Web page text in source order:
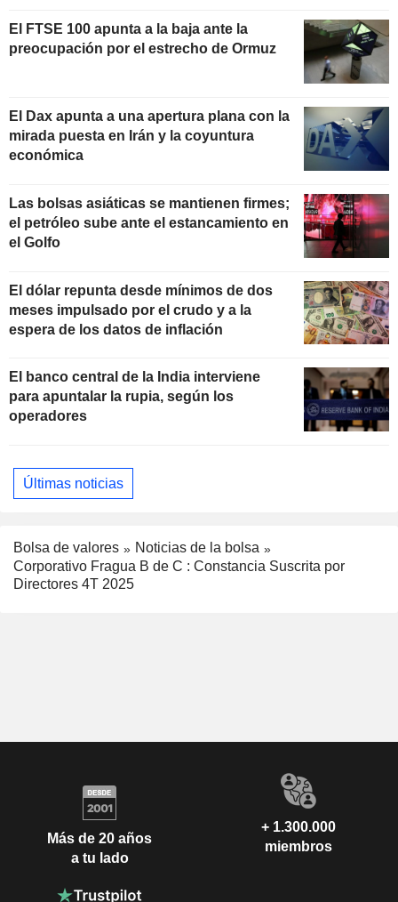
El FTSE 100 apunta a la baja ante la
preocupación por el estrecho de Ormuz
El Dax apunta a una apertura plana con la
mirada puesta en Irán y la coyuntura
económica
Las bolsas asiáticas se mantienen firmes;
el petróleo sube ante el estancamiento en
el Golfo
El dólar repunta desde mínimos de dos
meses impulsado por el crudo y a la
espera de los datos de inflación
El banco central de la India interviene
para apuntalar la rupia, según los
operadores
Últimas noticias
Bolsa de valores
Noticias de la bolsa
Corporativo Fragua B de C : Constancia Suscrita por
Directores 4T 2025
Más de 20 años
a tu lado
+ 1.300.000
miembros